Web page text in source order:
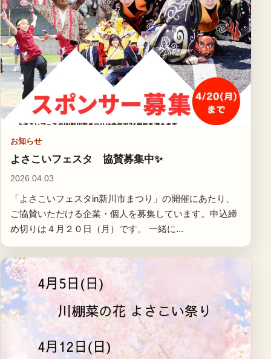
お知らせ
よさこいフェスタ 協賛募集中✨
2026.04.03
「よさこいフェスタin新川市まつり」の開催にあたり、
ご協賛いただける企業・個人を募集しています。申込締
め切りは４月２０日（月）です。 一緒に...